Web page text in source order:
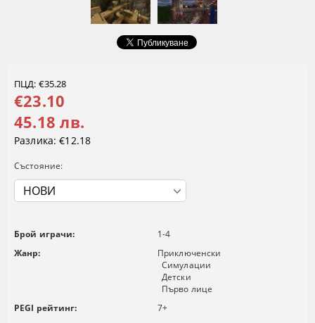
ПЦД: €35.28
€23.10
45.18 лв.
Разлика: €12.18
Състояние:
Брой играчи:
1-4
Жанр:
Приключенски
Симулации
Детски
Първо лице
PEGI рейтинг:
7+